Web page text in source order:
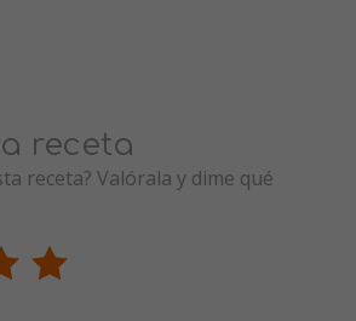
receta
receta? Valórala y dime qué